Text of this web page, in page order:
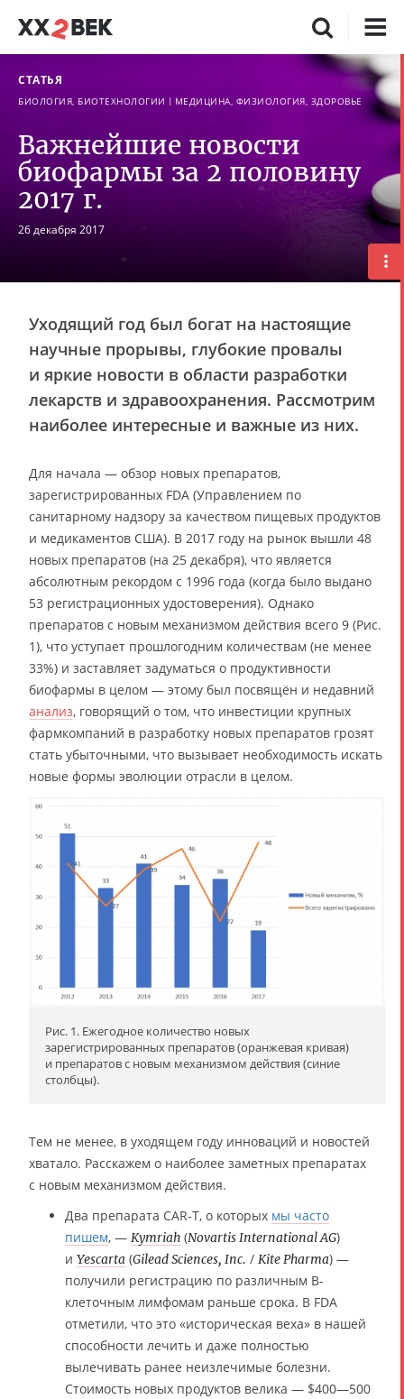
СТАТЬЯ
БИОЛОГИЯ, БИОТЕХНОЛОГИИ МЕДИЦИНА, ФИЗИОЛОГИЯ, ЗДОРОВЬЕ
Важнейшие новости
биофармы за 2 половину
2017 г.
26 декабря 2017
Уходящий год был богат на настоящие
научные прорывы, глубокие провалы
и яркие новости в области разработки
лекарств и здравоохранения. Рассмотрим
наиболее интересные и важные из них.
Для начала — обзор новых препаратов,
зарегистрированных FDA (Управлением по
санитарному надзору за качеством пищевых продуктов
и медикаментов США). В 2017 году на рынок вышли 48
новых препаратов (на 25 декабря), что является
абсолютным рекордом с 1996 года (когда было выдано
53 регистрационных удостоверения). Однако
препаратов с новым механизмом действия всего 9 (Рис.
1), что уступает прошлогодним количествам (не менее
33%) и заставляет задуматься о продуктивности
биофармы в целом — этому был посвящён и недавний
анализ, говорящий о том, что инвестиции крупных
фармкомпаний в разработку новых препаратов грозят
стать убыточными, что вызывает необходимость искать
новые формы эволюции отрасли в целом.
Рис. 1. Ежегодное количество новых
зарегистрированных препаратов (оранжевая кривая)
и препаратов с новым механизмом действия (синие
столбцы).
Тем не менее, в уходящем году инноваций и новостей
хватало. Расскажем о наиболее заметных препаратах
с новым механизмом действия.
Два препарата CAR-T, о которых мы часто
пишем, — Kymriah (Novartis International AG)
и Yescarta (Gilead Sciences, Inc. / Kite Pharma) —
получили регистрацию по различным В-
клеточным лимфомам раньше срока. В FDA
отметили, что это «историческая веха» в нашей
способности лечить и даже полностью
вылечивать ранее неизлечимые болезни.
Стоимость новых продуктов велика — $400—500